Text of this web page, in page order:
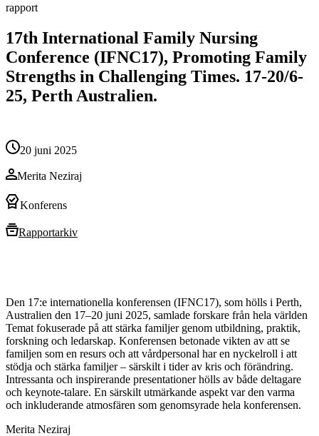
rapport
17th International Family Nursing
Conference (IFNC17), Promoting Family
Strengths in Challenging Times. 17-20/6-
25, Perth Australien.
20 juni 2025
Merita Neziraj
Konferens
Rapportarkiv
Den 17:e internationella konferensen (IFNC17), som hölls i Perth,
Australien den 17–20 juni 2025, samlade forskare från hela världen
Temat fokuserade på att stärka familjer genom utbildning, praktik,
forskning och ledarskap. Konferensen betonade vikten av att se
familjen som en resurs och att vårdpersonal har en nyckelroll i att
stödja och stärka familjer – särskilt i tider av kris och förändring.
Intressanta och inspirerande presentationer hölls av både deltagare
och keynote-talare. En särskilt utmärkande aspekt var den varma
och inkluderande atmosfären som genomsyrade hela konferensen.
Merita Neziraj